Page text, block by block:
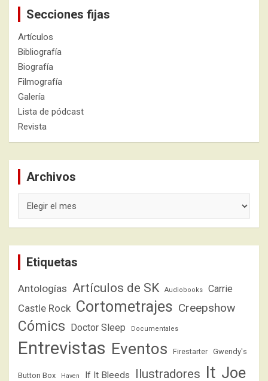
Secciones fijas
Artículos
Bibliografía
Biografía
Filmografía
Galería
Lista de pódcast
Revista
Archivos
Etiquetas
Antologías Artículos de SK Audiobooks Carrie
Castle Rock Cortometrajes Creepshow
Cómics Doctor Sleep Documentales
Entrevistas Eventos Firestarter Gwendy's
Button Box Haven If It Bleeds Ilustradores It Joe